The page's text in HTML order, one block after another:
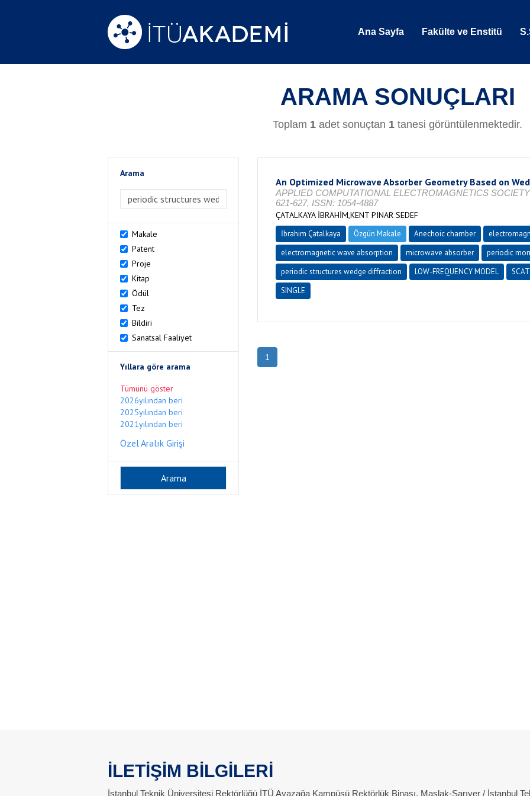
Ana Sayfa Fakülte ve Enstitü
ARAMA SONUÇLARI
Toplam 1 adet sonuçtan 1 tanesi görüntülenmektedir.
Arama
>Arama
Makale
Patent
Proje
Kitap
Ödül
Tez
Bildiri
Sanatsal Faaliyet
Yıllara göre arama
Tümünü göster
2026yılından beri
2025yılından beri
2021yılından beri
Özel Aralık Girişi
An Optimized Microwave Absorber Geometry Based on
APPLIED COMPUTATIONAL ELECTROMAGNETICS
621-627, ISSN: 1054-4887
ÇATALKAYA İBRAHİM,KENT PINAR SEDEF
İbrahim Çatalkaya Özgün Makale Anechoic chamber
electromagnetic wave absorption
microwave absorber
periodic
periodic structures wedge diffraction
LOW-FREQUENCY MODEL
SINGLE
1
İLETİŞİM BİLGİLERİ
İstanbul Teknik Üniversitesi Rektörlüğü İTÜ Ayazağa Kampüsü Rektörlük Binası, Maslak-Sarıyer / İstanbul